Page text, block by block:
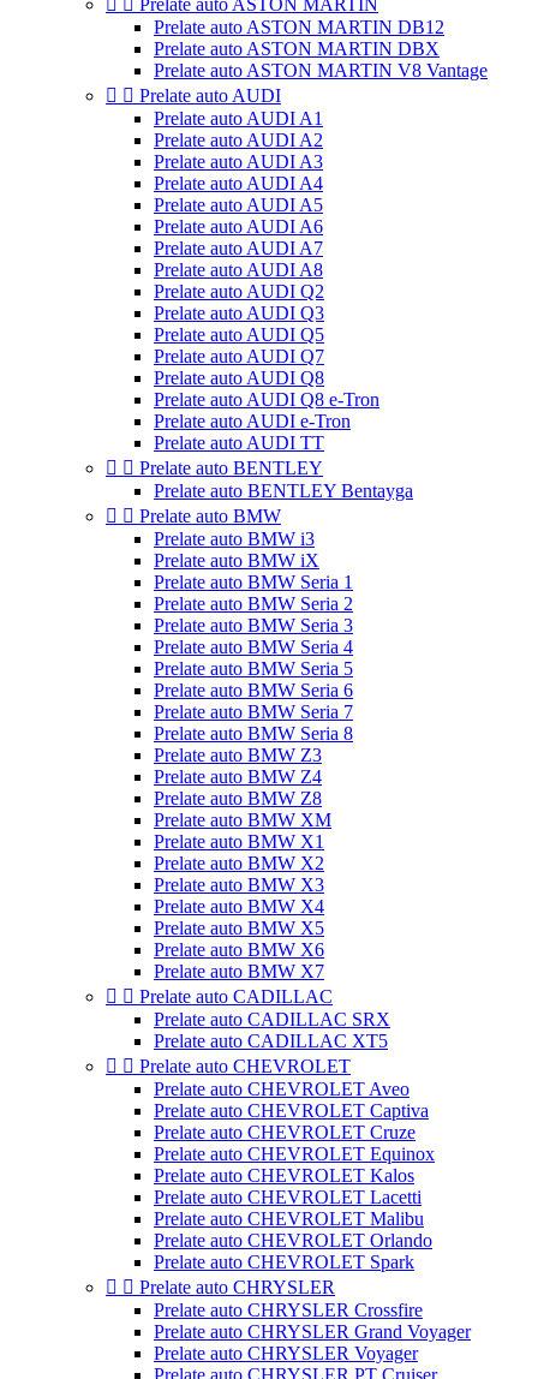
  Prelate auto ASTON MARTIN
Prelate auto ASTON MARTIN DB12
Prelate auto ASTON MARTIN DBX
Prelate auto ASTON MARTIN V8 Vantage
  Prelate auto AUDI
Prelate auto AUDI A1
Prelate auto AUDI A2
Prelate auto AUDI A3
Prelate auto AUDI A4
Prelate auto AUDI A5
Prelate auto AUDI A6
Prelate auto AUDI A7
Prelate auto AUDI A8
Prelate auto AUDI Q2
Prelate auto AUDI Q3
Prelate auto AUDI Q5
Prelate auto AUDI Q7
Prelate auto AUDI Q8
Prelate auto AUDI Q8 e-Tron
Prelate auto AUDI e-Tron
Prelate auto AUDI TT
  Prelate auto BENTLEY
Prelate auto BENTLEY Bentayga
  Prelate auto BMW
Prelate auto BMW i3
Prelate auto BMW iX
Prelate auto BMW Seria 1
Prelate auto BMW Seria 2
Prelate auto BMW Seria 3
Prelate auto BMW Seria 4
Prelate auto BMW Seria 5
Prelate auto BMW Seria 6
Prelate auto BMW Seria 7
Prelate auto BMW Seria 8
Prelate auto BMW Z3
Prelate auto BMW Z4
Prelate auto BMW Z8
Prelate auto BMW XM
Prelate auto BMW X1
Prelate auto BMW X2
Prelate auto BMW X3
Prelate auto BMW X4
Prelate auto BMW X5
Prelate auto BMW X6
Prelate auto BMW X7
  Prelate auto CADILLAC
Prelate auto CADILLAC SRX
Prelate auto CADILLAC XT5
  Prelate auto CHEVROLET
Prelate auto CHEVROLET Aveo
Prelate auto CHEVROLET Captiva
Prelate auto CHEVROLET Cruze
Prelate auto CHEVROLET Equinox
Prelate auto CHEVROLET Kalos
Prelate auto CHEVROLET Lacetti
Prelate auto CHEVROLET Malibu
Prelate auto CHEVROLET Orlando
Prelate auto CHEVROLET Spark
  Prelate auto CHRYSLER
Prelate auto CHRYSLER Crossfire
Prelate auto CHRYSLER Grand Voyager
Prelate auto CHRYSLER Voyager
Prelate auto CHRYSLER PT Cruiser